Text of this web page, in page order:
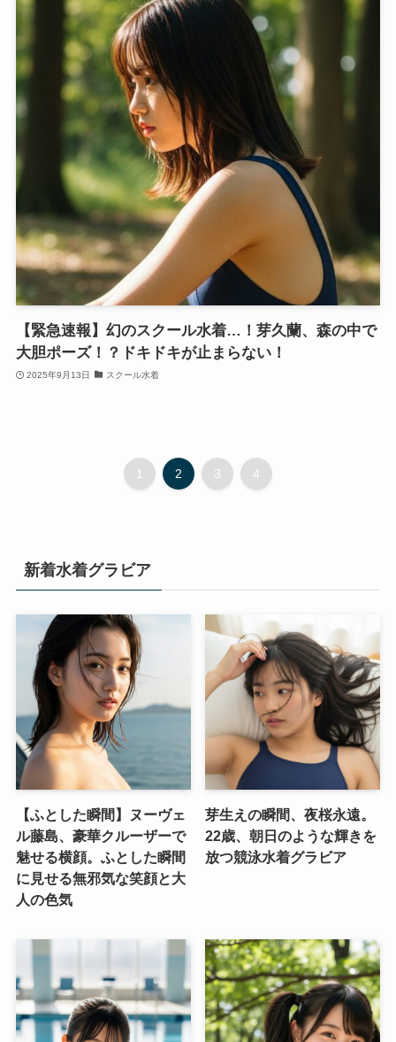
【緊急速報】幻のスクール水着…！芽久蘭、森の中で
大胆ポーズ！？ドキドキが止まらない！
2025年9月13日 スクール水着
1 2 3 4
新着水着グラビア
【ふとした瞬間】ヌーヴェ
ル藤島、豪華クルーザーで
魅せる横顔。ふとした瞬間
に見せる無邪気な笑顔と大
人の色気
芽生えの瞬間、夜桜永遠。
22歳、朝日のような輝きを
放つ競泳水着グラビア